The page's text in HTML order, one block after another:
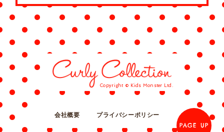
Copyright © Kids Monster Ltd.
会社概要
プライバシーポリシー
PAGE UP